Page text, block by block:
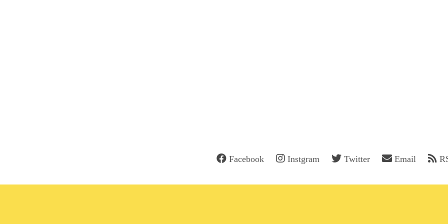
Facebook Instgram Twitter Email